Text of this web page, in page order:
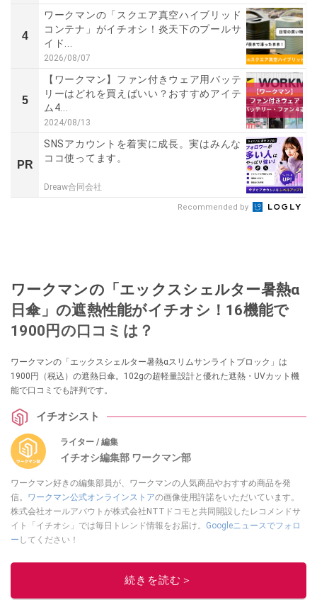
4
ワークマンの「スクエア真空ハイブリッド
コンテナ」がイチオシ！炎天下のプールサ
イド...
2026/08/07
5
【ワークマン】ファン付きウェア用バッテ
リーはどれを買えばいい？おすすめアイテ
ム4...
2024/08/13
PR
SNSアカウントを着実に成長。実はみんな
ココ使ってます。
Dreaw合同会社
Recommended by
ワークマンの「エックスシェルター暑熱α
日傘」の遮熱性能がイチオシ！16機能で
1900円の口コミは？
ワークマンの「エックスシェルター暑熱αスリムサンライトブロック」は
1900円（税込）の遮熱日傘。102gの超軽量設計と優れた遮熱・UVカット機
能で口コミでも評判です。
イチオシスト
ライター / 編集
イチオシ編集部 ワークマン部
ワークマン好きの編集部員が、ワークマンの人気商品やおすすめ商品を発
信。 ワークマン公式オンラインストアの画像使用許諾をいただいています。
株式会社オールアバウトが株式会社NTTドコモと共同開設したレコメンドサ
イト「イチオシ」では毎日トレンド情報をお届け。 Googleニュースでフォロ
ー してください！
このイチオシストの他の記事を読む
続きを読む＞